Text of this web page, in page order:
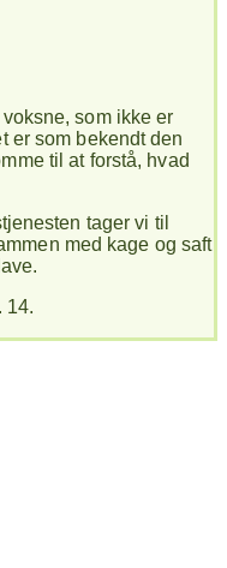
som ikke er
er som bekendt den
til at forstå, hvad
tager vi til
med kage og saft
14.